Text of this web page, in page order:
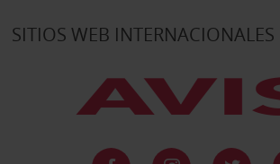
SITIOS WEB INTERNACIONALES